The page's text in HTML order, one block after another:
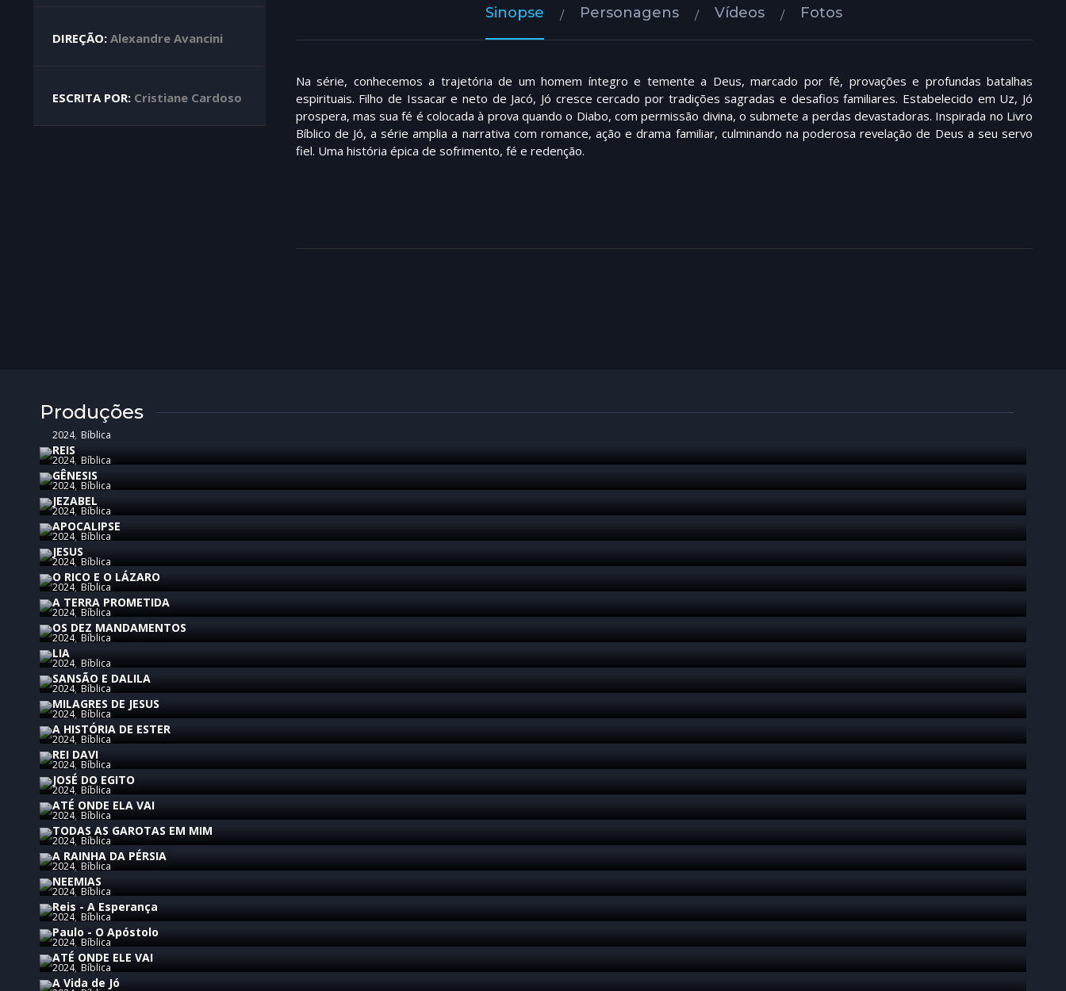
DIREÇÃO: Alexandre Avancini
ESCRITA POR: Cristiane Cardoso
Sinopse Personagens Vídeos Fotos
Na série, conhecemos a trajetória de um homem íntegro e temente a Deus, marcado por fé, provações e profundas batalhas
espirituais. Filho de Issacar e neto de Jacó, Jó cresce cercado por tradições sagradas e desafios familiares. Estabelecido em Uz, Jó
prospera, mas sua fé é colocada à prova quando o Diabo, com permissão divina, o submete a perdas devastadoras. Inspirada no Livro
Bíblico de Jó, a série amplia a narrativa com romance, ação e drama familiar, culminando na poderosa revelação de Deus a seu servo
fiel. Uma história épica de sofrimento, fé e redenção.
Produções
2024 Bíblica
REIS
2024 Bíblica
GÊNESIS
2024 Bíblica
JEZABEL
2024 Bíblica
APOCALIPSE
2024 Bíblica
JESUS
2024 Bíblica
O RICO E O LÁZARO
2024 Bíblica
A TERRA PROMETIDA
2024 Bíblica
OS DEZ MANDAMENTOS
2024 Bíblica
LIA
2024 Bíblica
SANSÃO E DALILA
2024 Bíblica
MILAGRES DE JESUS
2024 Bíblica
A HISTÓRIA DE ESTER
2024 Bíblica
REI DAVI
2024 Bíblica
JOSÉ DO EGITO
2024 Bíblica
ATÉ ONDE ELA VAI
2024 Bíblica
TODAS AS GAROTAS EM MIM
2024 Bíblica
A RAINHA DA PÉRSIA
2024 Bíblica
NEEMIAS
2024 Bíblica
Reis - A Esperança
2024 Bíblica
Paulo - O Apóstolo
2024 Bíblica
ATÉ ONDE ELE VAI
2024 Bíblica
A Vida de Jó